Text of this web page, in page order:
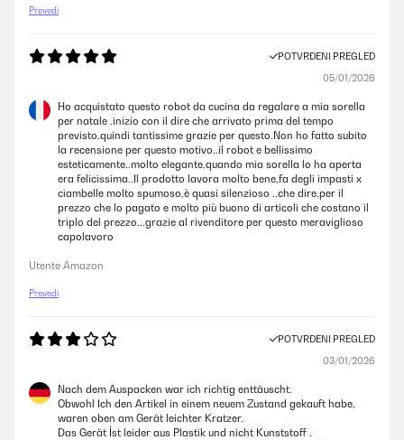
Prevedi
POTVRĐENI PREGLED
05/01/2026
Ho acquistato questo robot da cucina da regalare a mia sorella
per natale .inizio con il dire che arrivato prima del tempo
previsto.quindi tantissime grazie per questo.Non ho fatto subito
la recensione per questo motivo..il robot e bellissimo
esteticamente..molto elegante,quando mia sorella lo ha aperta
era felicissima..Il prodotto lavora molto bene,fa degli impasti x
ciambelle molto spumoso,è quasi silenzioso ..che dire,per il
prezzo che lo pagato e molto più buono di articoli che costano il
triplo del prezzo...grazie al rivenditore per questo meraviglioso
capolavoro
Utente Amazon
Prevedi
POTVRĐENI PREGLED
03/01/2026
Nach dem Auspacken war ich richtig enttäuscht.
Obwohl Ich den Artikel in einem neuem Zustand gekauft habe,
waren oben am Gerät leichter Kratzer.
Das Gerät İst leider aus Plastik und nicht Kunststoff .